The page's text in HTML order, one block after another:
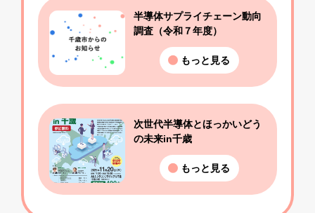
半導体サプライチェーン動向
調査（令和７年度）
もっと見る
次世代半導体とほっかいどう
の未来in千歳
もっと見る